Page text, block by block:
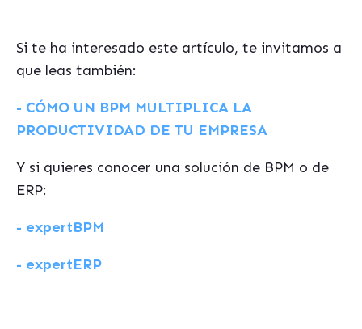
Si te ha interesado este artículo, te invitamos a
que leas también:
- CÓMO UN BPM MULTIPLICA LA
PRODUCTIVIDAD DE TU EMPRESA
Y si quieres conocer una solución de BPM o de
ERP:
- expertBPM
- expertERP